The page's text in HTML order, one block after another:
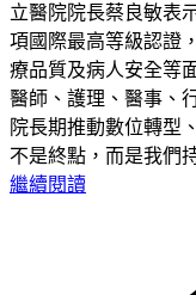
立醫院院長蔡良敏表
項國際最高等級認證
療品質及病人安全等
醫師、護理、醫事、
院長期推動數位轉型
不是終點，而是我們
繼續閱讀